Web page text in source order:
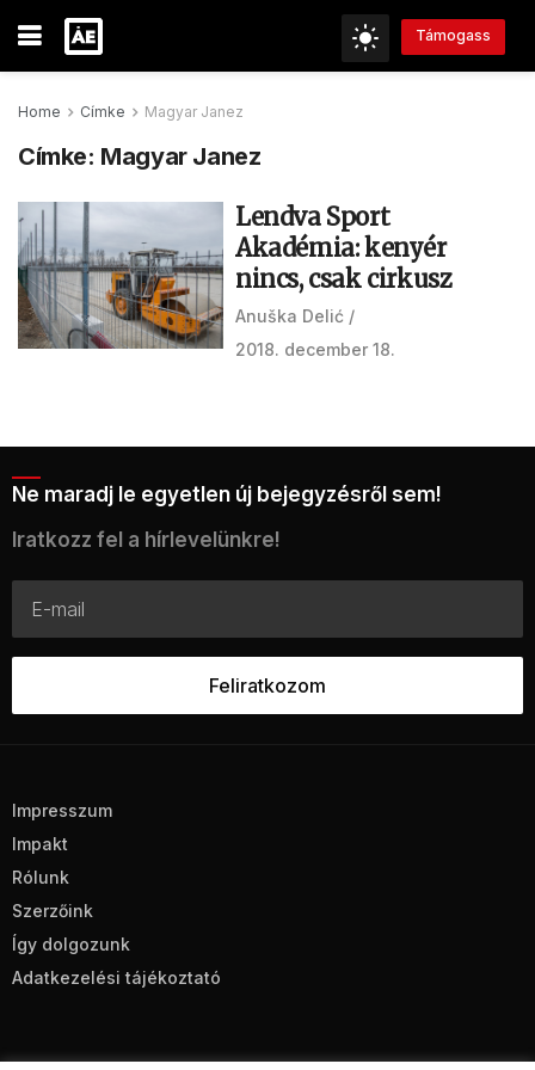
Támogass
Home Címke Magyar Janez
Címke: Magyar Janez
Lendva Sport
Akadémia: kenyér
nincs, csak cirkusz
Anuška Delić
2018. december 18.
Ne maradj le egyetlen új bejegyzésről sem!
Iratkozz fel a hírlevelünkre!
Impresszum
Impakt
Rólunk
Szerzőink
Így dolgozunk
Adatkezelési tájékoztató